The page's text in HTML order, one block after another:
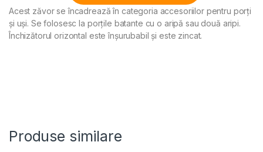
Alternative:
Acest zăvor se încadrează în categoria accesoriilor pentru porți
și uși. Se folosesc la porțile batante cu o aripă sau două aripi.
Închizătorul orizontal este înșurubabil și este zincat.
Produse similare